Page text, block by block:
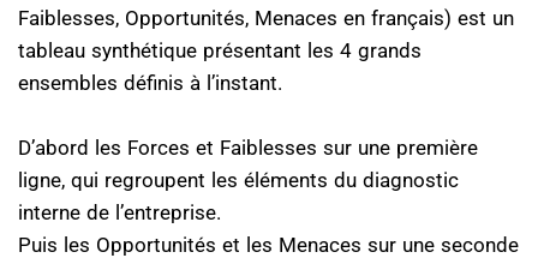
Faiblesses, Opportunités, Menaces en français) est un
tableau synthétique présentant les 4 grands
ensembles définis à l’instant.
D’abord les Forces et Faiblesses sur une première
ligne, qui regroupent les éléments du diagnostic
interne de l’entreprise.
Puis les Opportunités et les Menaces sur une seconde